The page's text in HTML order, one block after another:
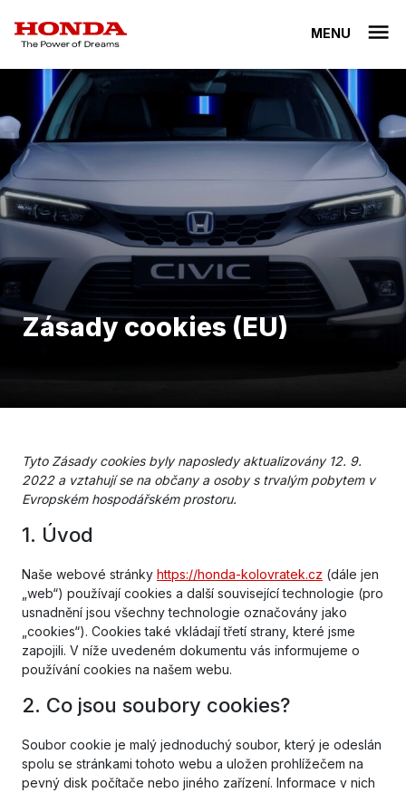
MENU
Zásady cookies (EU)
Tyto Zásady cookies byly naposledy aktualizovány 12. 9.
2022 a vztahují se na občany a osoby s trvalým pobytem v
Evropském hospodářském prostoru.
1. Úvod
Naše webové stránky https://honda-kolovratek.cz (dále jen
„web“) používají cookies a další související technologie (pro
usnadnění jsou všechny technologie označovány jako
„cookies“). Cookies také vkládají třetí strany, které jsme
zapojili. V níže uvedeném dokumentu vás informujeme o
používání cookies na našem webu.
2. Co jsou soubory cookies?
Soubor cookie je malý jednoduchý soubor, který je odeslán
spolu se stránkami tohoto webu a uložen prohlížečem na
pevný disk počítače nebo jiného zařízení. Informace v nich